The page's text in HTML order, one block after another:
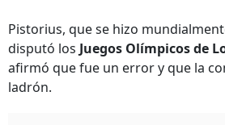
Pistorius, que se hizo
disputó los Juegos Olímpicos de
afirmó que fue un error y que la
ladrón.